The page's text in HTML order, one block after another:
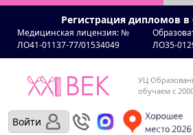
Регистрация дипломов
Медицинская лицензия: №
ЛО41-01137-77/01534049
ЛО35-
УЦ
обучаем с
Войти